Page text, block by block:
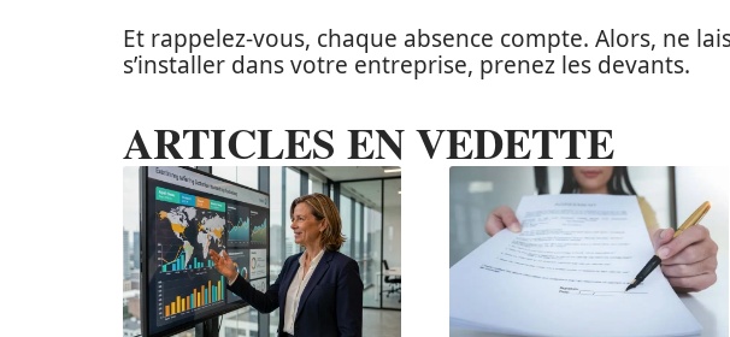
Et rappelez-vous, chaque absence compte. Alors, ne
s’installer dans votre entreprise, prenez les devants.
ARTICLES EN VEDETTE